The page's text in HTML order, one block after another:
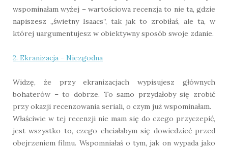
wspominałam wyżej – wartościowa recenzja to nie ta, gdzie
napiszesz „świetny Isaacs”, tak jak to zrobiłaś, ale ta, w
której uargumentujesz w obiektywny sposób swoje zdanie.
2. Ekranizacja - Niezgodna
Widzę, że przy ekranizacjach wypisujesz głównych
bohaterów – to dobrze. To samo przydałoby się zrobić
przy okazji recenzowania seriali, o czym już wspominałam.
Właściwie w tej recenzji nie mam się do czego przyczepić,
jest wszystko to, czego chciałabym się dowiedzieć przed
obejrzeniem filmu. Wspomniałaś o tym, jak on wypada jako